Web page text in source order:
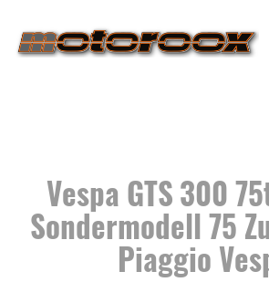
Vespa GTS 300
Sondermodell 75
Piaggio